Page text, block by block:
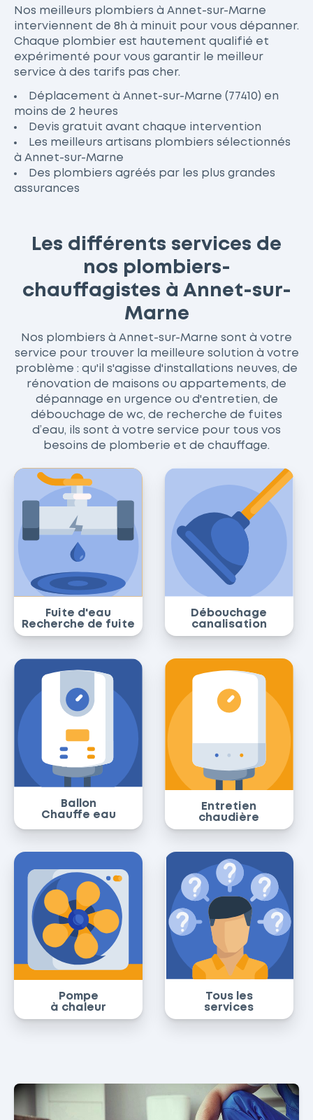
Nos meilleurs plombiers à Annet-sur-Marne
interviennent de 8h à minuit pour vous dépanner.
Chaque plombier est hautement qualifié et
expérimenté pour vous garantir le meilleur
service à des tarifs pas cher.
Déplacement à Annet-sur-Marne (77410) en
moins de 2 heures
Devis gratuit avant chaque intervention
Les meilleurs artisans plombiers sélectionnés
à Annet-sur-Marne
Des plombiers agréés par les plus grandes
assurances
Les différents services de
nos plombiers-
chauffagistes à Annet-sur-
Marne
Nos plombiers à Annet-sur-Marne sont à votre
service pour trouver la meilleure solution à votre
problème : qu'il s'agisse d'installations neuves, de
rénovation de maisons ou appartements, de
dépannage en urgence ou d'entretien, de
débouchage de wc, de recherche de fuites
d’eau, ils sont à votre service pour tous vos
besoins de plomberie et de chauffage.
Fuite d'eau
Recherche de fuite
Débouchage
canalisation
Ballon
Chauffe eau
Entretien
chaudière
Pompe
à chaleur
Tous les
services